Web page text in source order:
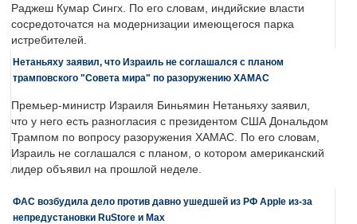
Раджеш Кумар Сингх. По его словам, индийские власти
сосредоточатся на модернизации имеющегося парка
истребителей.
Нетаньяху заявил, что Израиль не соглашался с планом
трамповского "Совета мира" по разоружению ХАМАС
Премьер-министр Израиля Биньямин Нетаньяху заявил,
что у него есть разногласия с президентом США Дональдом
Трампом по вопросу разоружения ХАМАС. По его словам,
Израиль не соглашался с планом, о котором американский
лидер объявил на прошлой неделе.
ФАС возбудила дело против давно ушедшей из РФ Apple из-за
непредустановки RuStore и Max